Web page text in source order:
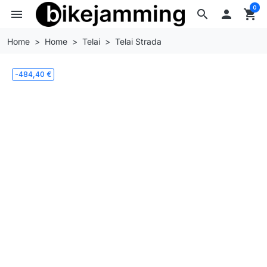
search
menu  shopping_cart
0
Home Home Telai Telai Strada
-484,40 €